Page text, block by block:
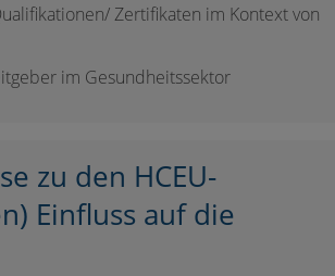
Zertifikaten im Kontext von
im Gesundheitssektor
zu den HCEU-
Einfluss auf die